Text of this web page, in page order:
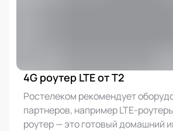
4G роутер LTE от T2
Ростелеком рекомендует
партнеров, например LTE-
роутер — это готовый домашний